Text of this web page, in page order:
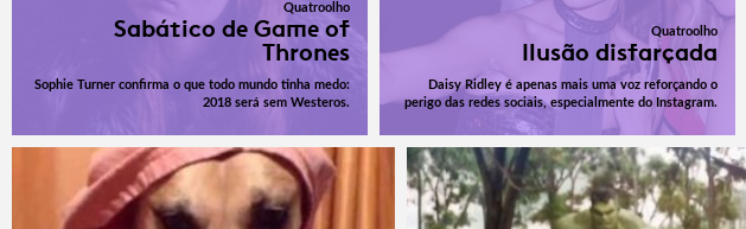
Quatroolho
Sabático de Game of
Thrones
Sophie Turner confirma o que todo mundo tinha medo:
2018 será sem Westeros.
Quatroolho
Ilusão disfarçada
Daisy Ridley é apenas mais uma voz reforçando o
perigo das redes sociais, especialmente do Instagram.